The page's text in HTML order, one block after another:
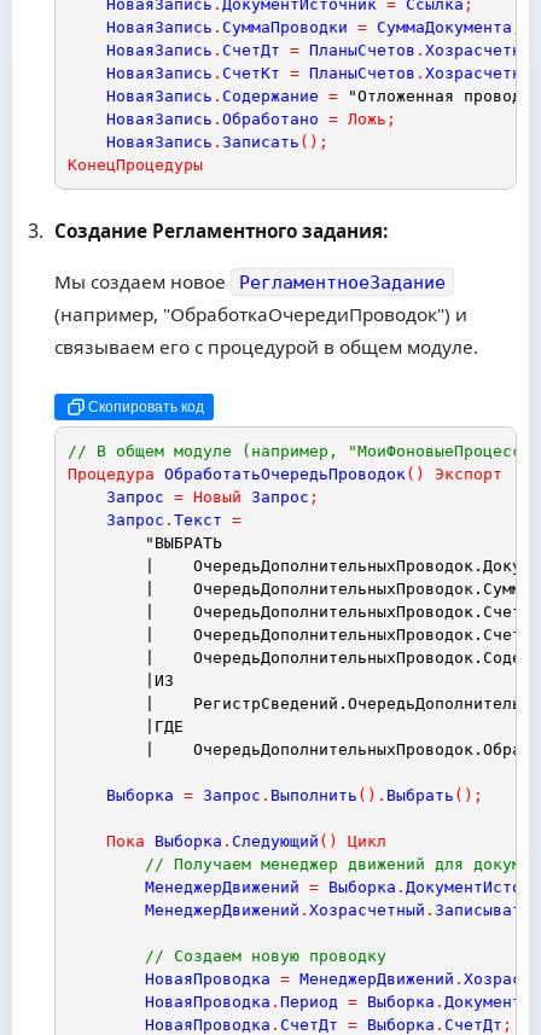
НоваяЗапись . ДокументИсточник = Ссылка ;
НоваяЗапись . СуммаПроводки = СуммаДокумента
НоваяЗапись . СчетДт = ПланыСчетов . Хозрасчетный
НоваяЗапись . СчетКт = ПланыСчетов . Хозрасчетный
НоваяЗапись . Содержание =
"Отложенная
НоваяЗапись . Обработано = Ложь ;
НоваяЗапись . Записать ( ) ;
КонецПроцедуры
Создание Регламентного задания:
Мы создаем новое РегламентноеЗадание
(например, "ОбработкаОчередиПроводок") и
связываем его с процедурой в общем модуле.
Скопировать код
// В общем модуле (например,
Процедура ОбработатьОчередьПроводок( )
Экспорт
Запрос = Новый Запрос ;
Запрос . Текст =
"ВЫБРАТЬ
|
|
|
|
|
|ИЗ
|
|ГДЕ
|
Выборка = Запрос . Выполнить ( ) . Выбрать ( ) ;
Пока Выборка . Следующий ( )
Цикл
// Получаем менеджер движений для
МенеджерДвижений = Выборка .
МенеджерДвижений . Хозрасчетный . Записывать
// Создаем новую проводку
НоваяПроводка = МенеджерДвижений .
НоваяПроводка . Период = Выборка .
НоваяПроводка . СчетДт = Выборка . СчетДт ;